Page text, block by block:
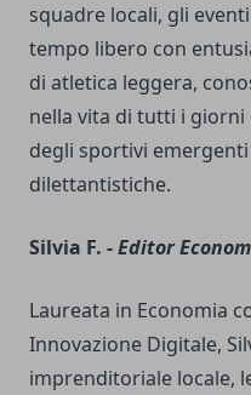
squadre locali, gli
tempo libero con
di atletica leggera,
nella vita di tutti i
degli sportivi
dilettantistiche.
Silvia F. -Editor
Laureata in Economia
Innovazione Digitale,
imprenditoriale locale,